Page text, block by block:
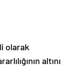
olarak
altını